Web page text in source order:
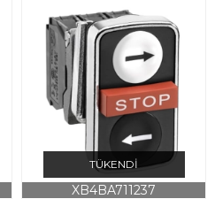
TÜKENDI
XB4BA711237